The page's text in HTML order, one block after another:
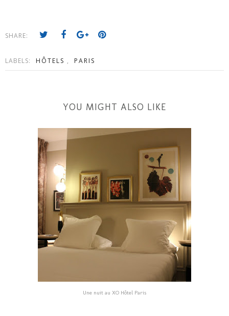
SHARE:
LABELS: HÔTELS , PARIS
YOU MIGHT ALSO LIKE
Une nuit au XO Hôtel Paris